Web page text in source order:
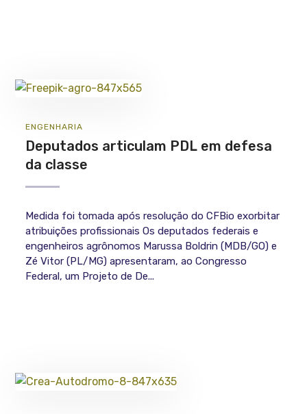
ENGENHARIA
Deputados articulam PDL em defesa
da classe
Medida foi tomada após resolução do CFBio exorbitar
atribuições profissionais Os deputados federais e
engenheiros agrônomos Marussa Boldrin (MDB/GO) e
Zé Vitor (PL/MG) apresentaram, ao Congresso
Federal, um Projeto de De...